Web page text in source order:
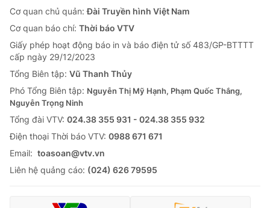
Cơ quan chủ quản:Đài Truyền hình Việt Nam
Cơ quan báo chí: Thời báo VTV
Giấy phép hoạt động báo in và báo điện tử số 483/GP-BTTTT
cấp ngày 29/12/2023
Tổng Biên tập: Vũ Thanh Thủy
Phó Tổng Biên tập: Nguyễn Thị Mỹ Hạnh, Phạm Quốc Thắng,
Nguyễn Trọng Ninh
Tổng đài VTV: 024.38 355 931 - 024.38 355 932
Ðiện thoại Thời báo VTV: 0988 671 671
Email: toasoan@vtv.vn
Liên hệ quảng cáo: (024) 626 79595